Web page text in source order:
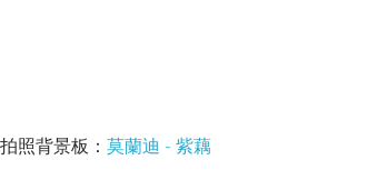
照背景板： 莫蘭迪 - 紫藕